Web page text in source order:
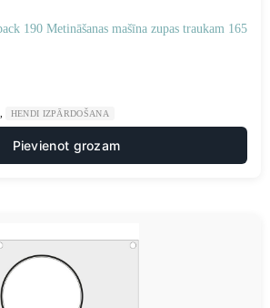
190 Metināšanas mašīna zupas traukam 165
HENDI IZPĀRDOŠANA
Pievienot grozam